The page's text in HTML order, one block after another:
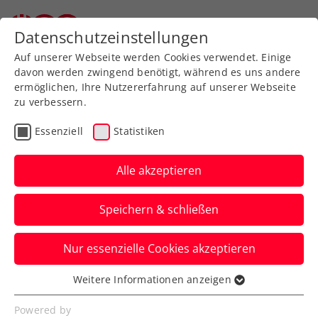
Zurück zur Newsübersicht
ATP
Wimbledon: Erler nach
Krimi im 1. Grand-Slam-
Achtelfinale
Ex-Doppelpartner Lucas Miedler verpasst
dieses beim Rasenklassiker in London
hingegen recht knapp.
Verfasst von: Manuel Wachta, 04.07.2025
Datenschutzeinstellungen
Auf unserer Webseite werden Cookies verwendet. Einige
davon werden zwingend benötigt, während es uns andere
ermöglichen, Ihre Nutzererfahrung auf unserer Webseite
zu verbessern.
Essenziell Statistiken
Alle akzeptieren
Speichern & schließen
Nur essenzielle Cookies akzeptieren
Essenziell
Essenzielle Cookies werden für grundlegende
Weitere Informationen anzeigen
Powered by